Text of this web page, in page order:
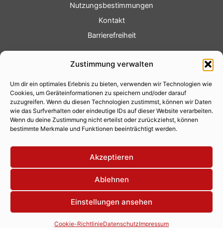
Zustimmung verwalten
Um dir ein optimales Erlebnis zu bieten, verwenden wir Technologien wie
Cookies, um Geräteinformationen zu speichern und/oder darauf
zuzugreifen. Wenn du diesen Technologien zustimmst, können wir Daten
wie das Surfverhalten oder eindeutige IDs auf dieser Website verarbeiten.
Wenn du deine Zustimmung nicht erteilst oder zurückziehst, können
bestimmte Merkmale und Funktionen beeinträchtigt werden.
Akzeptieren
Ablehnen
Einstellungen ansehen
Cookie-RichtlinieDatenschutzImpressum
Nutzungsbestimmungen
Kontakt
Barrierefreiheit
Fotoservice
Videoservice
Werbung
Contenterstellung
Lokalnachrichten
Lokalfernsehen
Eventkalender